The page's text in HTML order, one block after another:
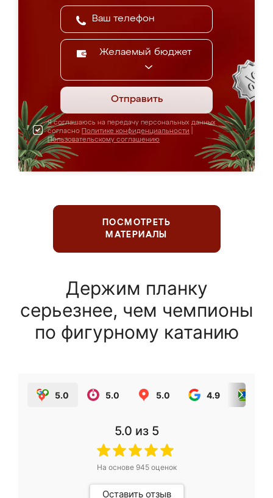
Желаемый бюджет
Отправить
Я соглашаюсь на передачу персональных данных
согласно Политике конфиденциальности
Пользовательскому соглашению
ПОСМОТРЕТЬ
МАТЕРИАЛЫ
Держим планку
серьезнее, чем чемпионы
по фигурному катанию
5.0 5.0 5.0 4.9
5.0 из 5
На основе 945оценок
Оставить отзыв